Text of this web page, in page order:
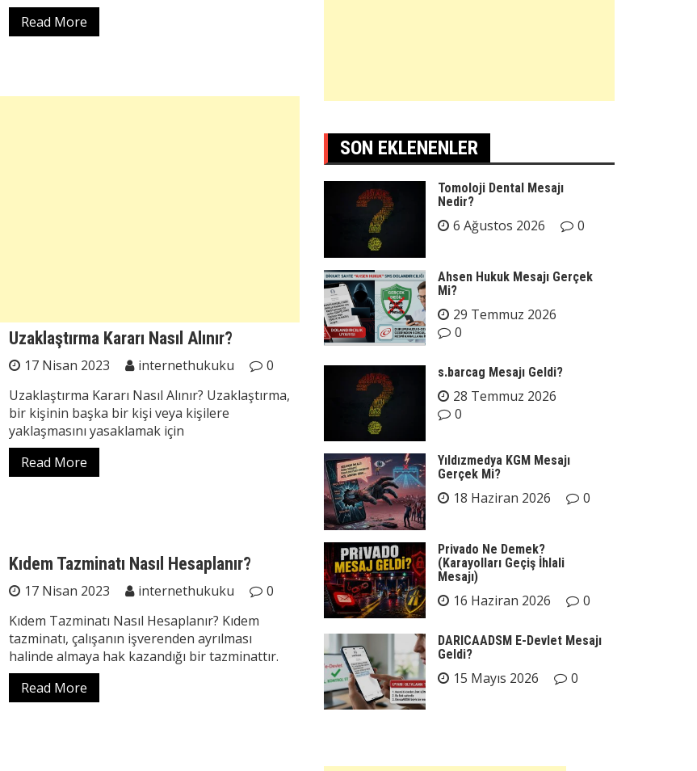
Read More
Uzaklaştırma Kararı Nasıl Alınır?
17 Nisan 2023 internethukuku
0
Uzaklaştırma Kararı Nasıl Alınır? Uzaklaştırma,
bir kişinin başka bir kişi veya kişilere
yaklaşmasını yasaklamak için
Read More
Kıdem Tazminatı Nasıl Hesaplanır?
17 Nisan 2023 internethukuku
0
Kıdem Tazminatı Nasıl Hesaplanır? Kıdem
tazminatı, çalışanın işverenden ayrılması
halinde almaya hak kazandığı bir tazminattır.
Read More
SON EKLENENLER
Tomoloji Dental Mesajı
Nedir?
6 Ağustos 2026 0
Ahsen Hukuk Mesajı Gerçek
Mi?
29 Temmuz 2026
0
s.barcag Mesajı Geldi?
28 Temmuz 2026
0
Yıldızmedya KGM Mesajı
Gerçek Mi?
18 Haziran 2026 0
Privado Ne Demek?
(Karayolları Geçiş İhlali
Mesajı)
16 Haziran 2026 0
DARICAADSM E-Devlet Mesajı
Geldi?
15 Mayıs 2026 0